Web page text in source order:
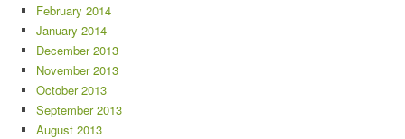
February 2014
January 2014
December 2013
November 2013
October 2013
September 2013
August 2013